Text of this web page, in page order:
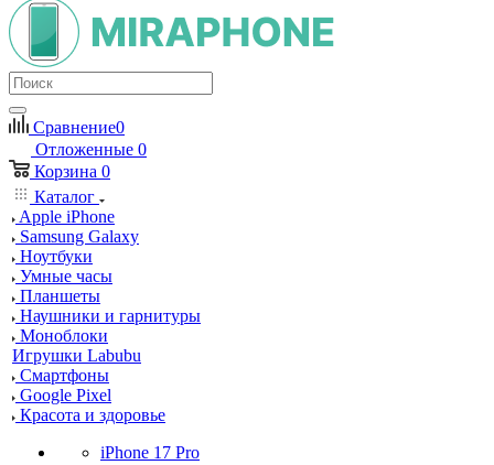
Сравнение0
Отложенные 0
Корзина 0
Каталог
Apple iPhone
Samsung Galaxy
Ноутбуки
Умные часы
Планшеты
Наушники и гарнитуры
Моноблоки
Игрушки Labubu
Смартфоны
Google Pixel
Красота и здоровье
iPhone 17 Pro